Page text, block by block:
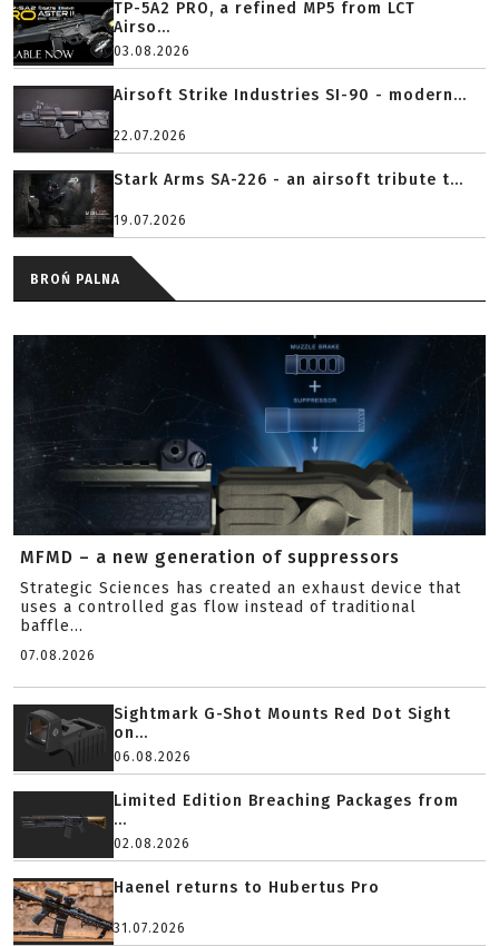
TP-5A2 PRO, a refined MP5 from LCT
Airso...
03.08.2026
Airsoft Strike Industries SI-90 - modern...
22.07.2026
Stark Arms SA-226 - an airsoft tribute t...
19.07.2026
BROŃ PALNA
MFMD – a new generation of suppressors
Strategic Sciences has created an exhaust device that
uses a controlled gas flow instead of traditional
baffle...
07.08.2026
Sightmark G-Shot Mounts Red Dot Sight
on...
06.08.2026
Limited Edition Breaching Packages from
...
02.08.2026
Haenel returns to Hubertus Pro
31.07.2026